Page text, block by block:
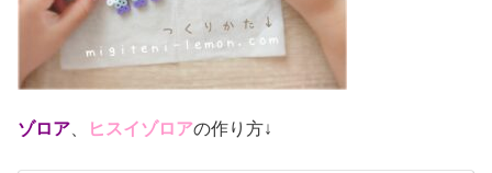
ゾロア ヒスイゾロアの作り方↓